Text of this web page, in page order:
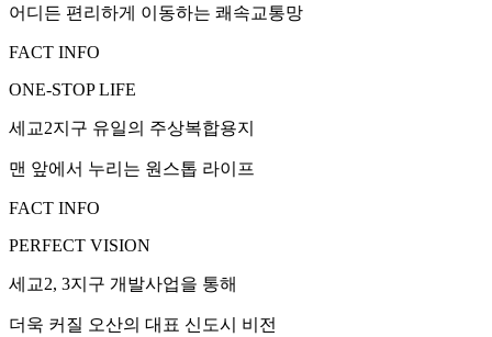
어디든 편리하게 이동하는 쾌속교통망
FACT INFO
ONE-STOP LIFE
세교2지구 유일의 주상복합용지
맨 앞에서 누리는 원스톱 라이프
FACT INFO
PERFECT VISION
세교2, 3지구 개발사업을 통해
더욱 커질 오산의 대표 신도시 비전